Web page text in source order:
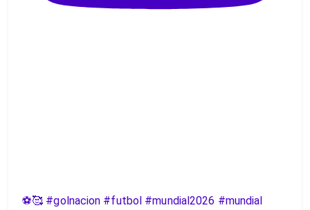
⚽️🥰 #golnacion #futbol #mundial2026 #mundial